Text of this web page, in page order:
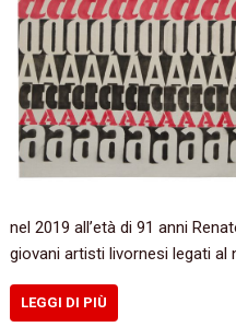
nel 2019 all’età di 91 anni
giovani artisti livornesi legati
LEGGI DI PIÙ